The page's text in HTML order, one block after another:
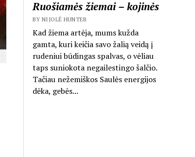
Ruošiamės žiemai – kojinės
BY NIJOLĖ HUNTER
Kad žiema artėja, mums kužda
gamta, kuri keičia savo žalią veidą į
rudeniui būdingas spalvas, o vėliau
taps suniokota negailestingo šalčio.
Tačiau nežemiškos Saulės energijos
dėka, gebės...